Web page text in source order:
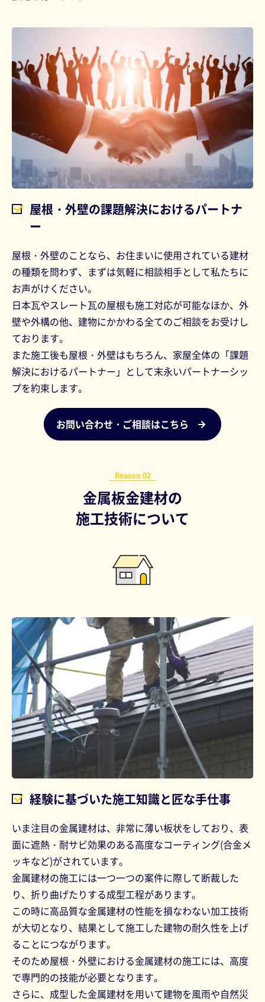
屋根・外壁の課題解決におけるパートナ
ー
屋根・外壁のことなら、お住まいに使用されている建材
の種類を問わず、まずは気軽に相談相手として私たちに
お声がけください。
日本瓦やスレート瓦の屋根も施工対応が可能なほか、外
壁や外構の他、建物にかかわる全てのご相談をお受けし
ております。
また施工後も屋根・外壁はもちろん、家屋全体の「課題
解決におけるパートナー」として末永いパートナーシッ
プを約束します。
お問い合わせ・ご相談はこちら
Reason 02
金属板金建材の
施工技術について
経験に基づいた施工知識と匠な手仕事
いま注目の金属建材は、非常に薄い板状をしており、表
面に遮熱・耐サビ効果のある高度なコーティング(合金メ
ッキなど)がされています。
金属建材の施工には一つ一つの案件に際して断裁した
り、折り曲げたりする成型工程があります。
この時に高品質な金属建材の性能を損なわない加工技術
が大切となり、結果として施工した建物の耐久性を上げ
ることにつながります。
そのため屋根・外壁における金属建材の施工には、高度
で専門的の技能が必要となります。
さらに、成型した金属建材を用いて建物を風雨や自然災